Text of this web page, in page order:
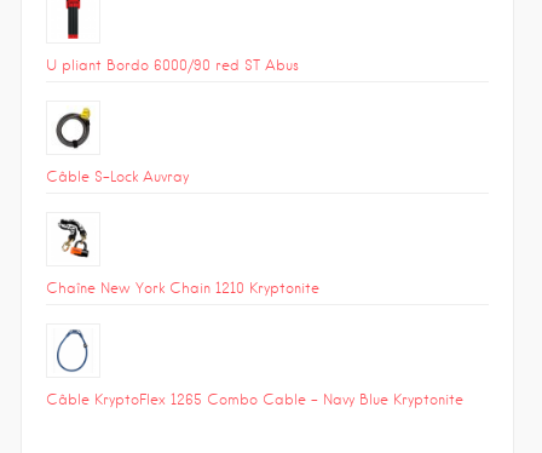
U pliant Bordo 6000/90 red ST Abus
Câble S-Lock Auvray
Chaîne New York Chain 1210 Kryptonite
Câble KryptoFlex 1265 Combo Cable – Navy Blue Kryptonite